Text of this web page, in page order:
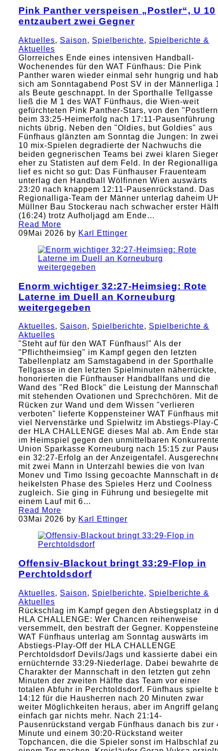
Pink Panther verspeisen „Postler“, U 10
entzaubert zwei Gegner
Aktuelles, Saison, Spielberichte, Spielberichte &
Aktuelles
Glorreiches Ende eines intensiven Handball-
Wochenendes für den WAT Fünfhaus: Die Pink
Panther waren wieder einmal sehr hungrig und
sich am Sonntagabend Post SV in der Männerliga
als Beute geschnappt. In der Sporthalle Tellgasse
ließ die M 1 des WAT Fünfhaus, die Wien-weit
gefürchteten Pink Panther-Stars, von den
beim 33:25-Heimerfolg nach 17:11-Pausenführung
nichts übrig. Neben den "Oldies, but Goldies" aus
Fünfhaus glänzten am Sonntag die Jungen: In
10 mix-Spielen degradierte der Nachwuchs die
beiden gegnerischen Teams bei zwei klaren
eher zu Statisten auf dem Feld. In der Regionalliga
lief es nicht so gut: Das Fünfhauser Frauenteam
unterlag den Handball Wölfinnen Wien auswärts
23:20 nach knappem 12:11-Pausenrückstand. Das
Regionalliga-Team der Männer unterlag daheim
Müllner Bau Stockerau nach schwacher erster
(16:24) trotz Aufholjagd am Ende…
Read More
09Mai 2026 by Karl Ettinger
Enorm wichtiger 32:27-Heimsieg: Rote
Laterne im Duell an Korneuburg
weitergegeben
Aktuelles, Saison, Spielberichte, Spielberichte &
Aktuelles
"Steht auf für den WAT Fünfhaus!" Als der
"Pflichtheimsieg" im Kampf gegen den letzten
Tabellenplatz am Samstagabend in der Sporthalle
Tellgasse in den letzten Spielminuten näherrückte,
honorierten die Fünfhauser Handballfans und die
Wand des "Red Block" die Leistung der
mit stehenden Ovationen und Sprechchören. Mit
Rücken zur Wand und dem Wissen "verlieren
verboten" lieferte Koppensteiner WAT Fünfhaus mit
viel Nervenstärke und Spielwitz im Abstiegs-Play-
der HLA CHALLENGE dieses Mal ab. Am Ende
im Heimspiel gegen den unmittelbaren
Union Sparkasse Korneuburg nach 15:15 zur
ein 32:27-Erfolg an der Anzeigentafel.
mit zwei Mann in Unterzahl bewies die von Ivan
Monev und Timo Issing gecoachte Mannschaft in
heikelsten Phase des Spieles Herz und Coolness
zugleich. Sie ging in Führung und besiegelte mit
einem Lauf mit 6…
Read More
03Mai 2026 by Karl Ettinger
Offensiv-Blackout bringt 33:29-Flop in
Perchtoldsdorf
Aktuelles, Saison, Spielberichte, Spielberichte &
Aktuelles
Rückschlag im Kampf gegen den Abstiegsplatz in
HLA CHALLENGE: Wer Chancen reihenweise
versemmelt, den bestraft der Gegner.
WAT Fünfhaus unterlag am Sonntag auswärts im
Abstiegs-Play-Off der HLA CHALLENGE
Perchtoldsdorf Devils/Jags und kassierte dabei
ernüchternde 33:29-Niederlage. Dabei bewahrte
Charakter der Mannschaft in den letzten gut zehn
Minuten der zweiten Hälfte das Team vor einer
totalen Abfuhr in Perchtoldsdorf. Fünfhaus spielte
14:12 für die Hausherren nach 20 Minuten zwar
weiter Möglichkeiten heraus, aber im Angriff
einfach gar nichts mehr. Nach 21:14-
Pausenrückstand vergab Fünfhaus danach bis zur
Minute und einem 30:20-Rückstand weiter
Topchancen, die die Spieler sonst im Halbschlaf